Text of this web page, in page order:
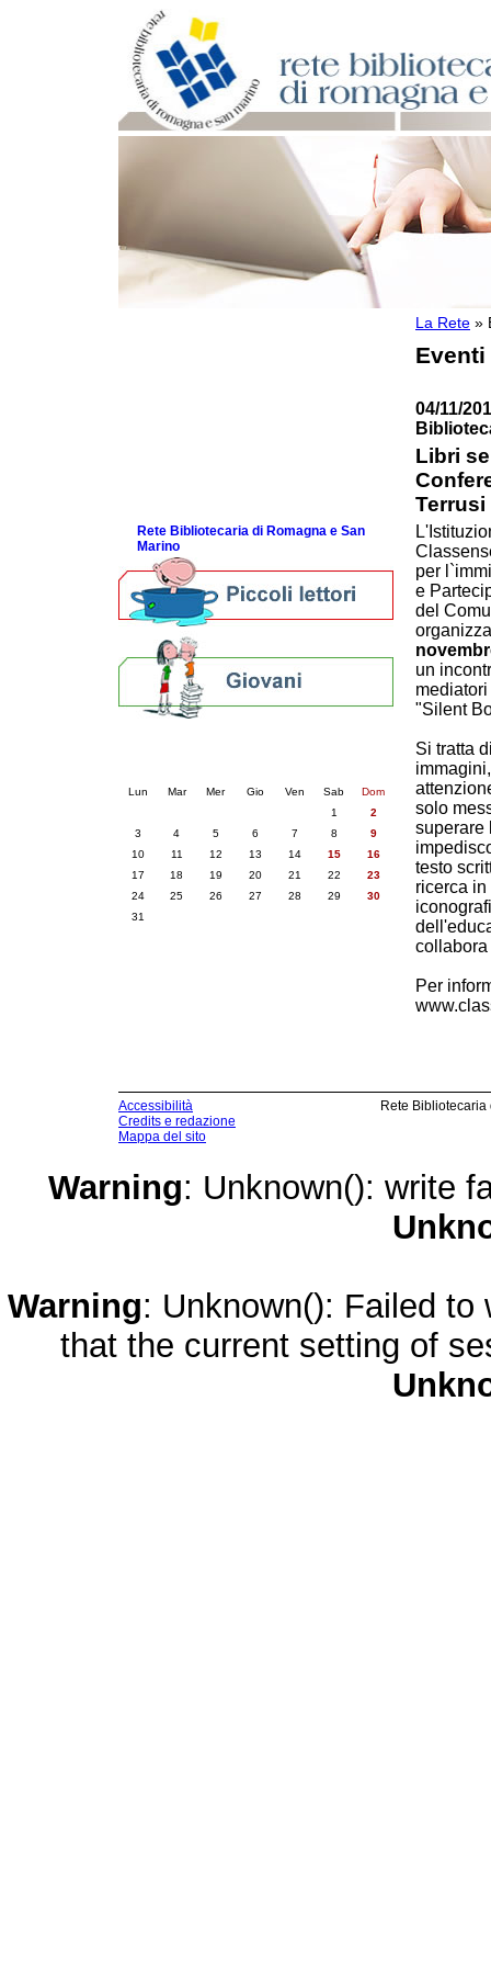
La Rete »
Eventi
04/11/
Libri
Terrusi
per
e
del
un
"Silent
Si tratta
solo
superare
testo
ricerca
Per
Rete Bibliotecaria di Romagna e San
Marino
Lun Mar Mer Gio Ven Sab
Dom
1
2
3
4 5 6 7 8
9
10
11 12 13 14 15
16
17
18 19 20 21 22
23
24
25 26 27 28 29
30
31
Accessibilità
Credits e redazione
Mappa del sito
Rete
Warning: Unknown(): write
Warning: Unknown(): Failed
that the current setting of